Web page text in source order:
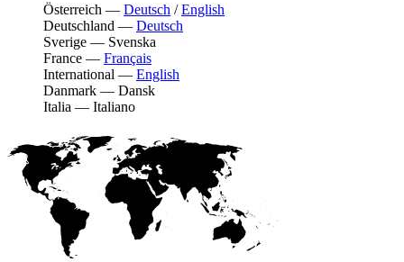
Österreich — Deutsch /English
Deutschland — Deutsch
Sverige — Svenska
France — Français
International — English
Danmark — Dansk
Italia — Italiano